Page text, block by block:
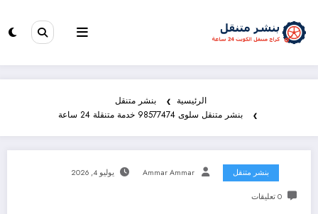
الرئيسية
بنشر متنقل
بنشر متنقل سلوى 98577474 خدمة متنقلة 24 ساعة
بنشر متنقل Ammar Ammar يوليو 4, 2026
0 تعليقات